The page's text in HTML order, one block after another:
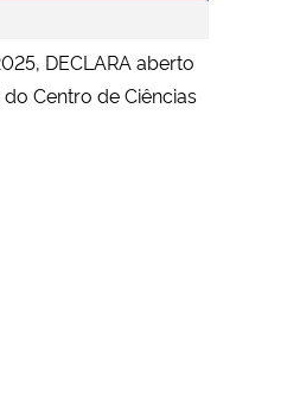
DECLARA aberto
Centro de Ciências